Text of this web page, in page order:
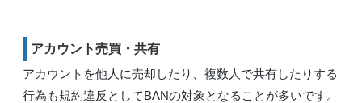
アカウント売買・共有
アカウントを他人に売却したり、複数人で共有したりする
行為も規約違反としてBANの対象となることが多いです。